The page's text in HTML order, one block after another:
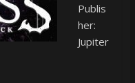
Publis
her:
Jupiter